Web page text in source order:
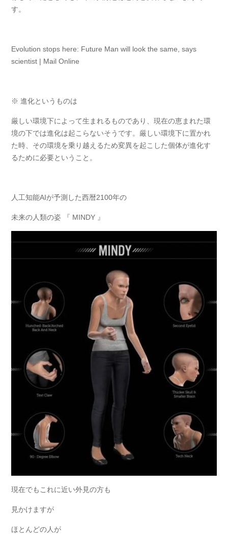
す。
Evolution stops here: Future Man will look the same, says
scientist | Mail Online
※ 進化というものは
厳しい環境下によって生まれるものであり、現在の恵まれた環
境の下では進化は起こらないそうです。厳しい環境下に置かれ
た時、その環境を乗り越えるため変異を起こした個体が進化す
るために必要ということ。
人工知能AIが予測した西暦2100年の
未来の人類の姿 『 MINDY 』
現在でもこれに近い外見の方も
見かけますが
ほとんどの人が